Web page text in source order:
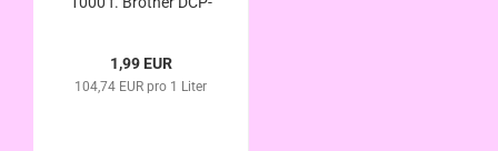
DCP-540C DCP-
540CN DCP-560CN
1,99 EUR
104,74 EUR pro 1 Liter